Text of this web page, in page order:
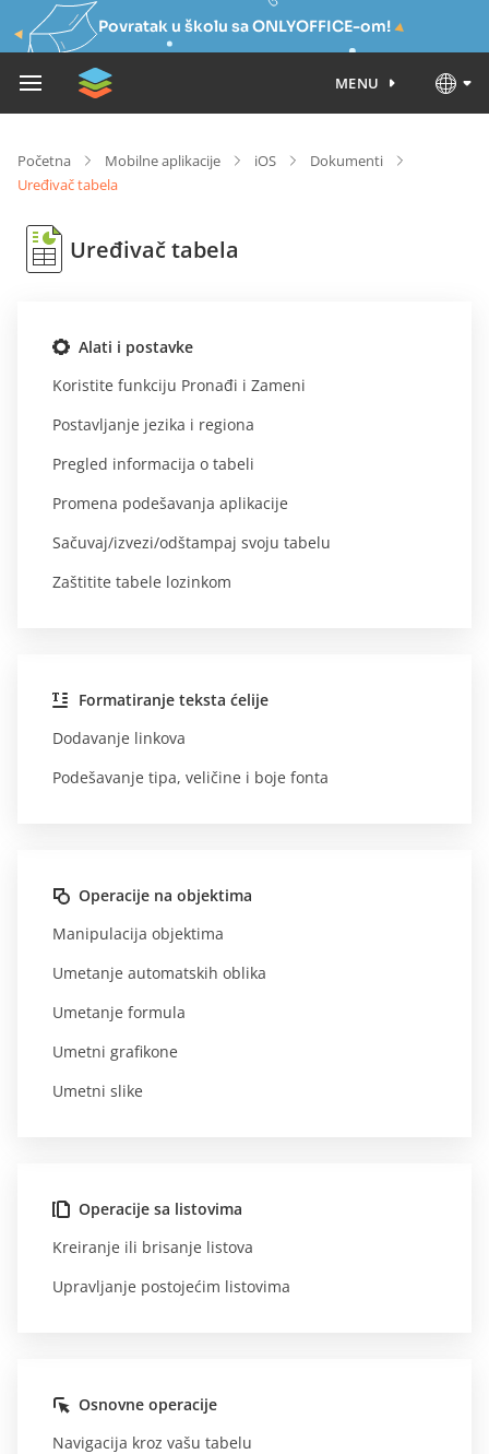
Povratak u školu sa ONLYOFFICE-om!
MENU
Početna Mobilne aplikacije iOS
Dokumenti
Uređivač tabela
Uređivač tabela
Alati i postavke
Koristite funkciju Pronađi i Zameni
Postavljanje jezika i regiona
Pregled informacija o tabeli
Promena podešavanja aplikacije
Sačuvaj/izvezi/odštampaj svoju tabelu
Zaštitite tabele lozinkom
Formatiranje teksta ćelije
Dodavanje linkova
Podešavanje tipa, veličine i boje fonta
Operacije na objektima
Manipulacija objektima
Umetanje automatskih oblika
Umetanje formula
Umetni grafikone
Umetni slike
Operacije sa listovima
Kreiranje ili brisanje listova
Upravljanje postojećim listovima
Osnovne operacije
Navigacija kroz vašu tabelu